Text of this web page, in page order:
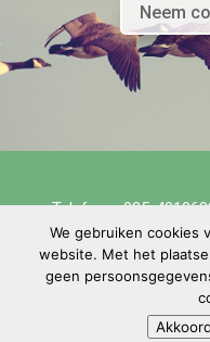
Neem
Telefoon: 085-
Keizers & Visser | Copyright ©
We gebruiken cookies
website. Met het
geen
Akkoord